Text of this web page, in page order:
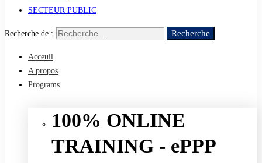
SECTEUR PUBLIC
Recherche de : Recherche
Acceuil
A propos
Programs
100% ONLINE
TRAINING - ePPP